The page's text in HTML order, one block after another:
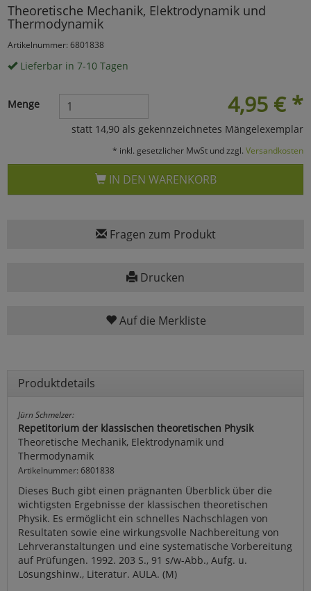
Theoretische Mechanik, Elektrodynamik und
Thermodynamik
Artikelnummer: 6801838
Lieferbar in 7-10 Tagen
4,95 € *
Menge
statt 14,90 als gekennzeichnetes Mängelexemplar
* inkl. gesetzlicher MwSt und zzgl. Versandkosten
IN DEN WARENKORB
Fragen zum Produkt
Drucken
Auf die Merkliste
Produktdetails
Jürn Schmelzer:
Repetitorium der klassischen theoretischen Physik
Theoretische Mechanik, Elektrodynamik und
Thermodynamik
Artikelnummer: 6801838
Dieses Buch gibt einen prägnanten Überblick über die
wichtigsten Ergebnisse der klassischen theoretischen
Physik. Es ermöglicht ein schnelles Nachschlagen von
Resultaten sowie eine wirkungsvolle Nachbereitung von
Lehrveranstaltungen und eine systematische Vorbereitung
auf Prüfungen. 1992. 203 S., 91 s/w-Abb., Aufg. u.
Lösungshinw., Literatur. AULA. (M)
Marketing
Umfragetools
Cookies
Alle Akzeptieren
Cookies
Einstellungen speichern
zurückzu Haupptseite